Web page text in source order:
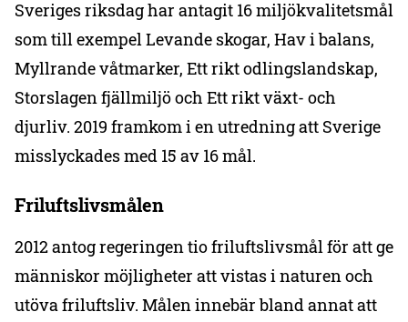
Sveriges riksdag har antagit 16 miljökvalitetsmål
som till exempel Levande skogar, Hav i balans,
Myllrande våtmarker, Ett rikt odlingslandskap,
Storslagen fjällmiljö och Ett rikt växt- och
djurliv. 2019 framkom i en utredning att Sverige
misslyckades med 15 av 16 mål.
Friluftslivsmålen
2012 antog regeringen tio friluftslivsmål för att ge
människor möjligheter att vistas i naturen och
utöva friluftsliv. Målen innebär bland annat att